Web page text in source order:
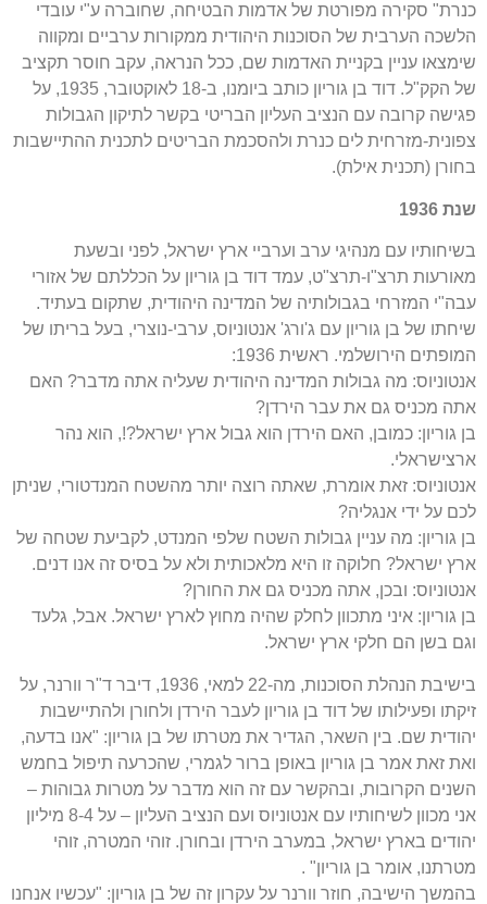
כנרת" סקירה מפורטת של אדמות הבטיחה, שחוברה ע"י עובדי
הלשכה הערבית של הסוכנות היהודית ממקורות ערביים ומקווה
שימצאו עניין בקניית האדמות שם, ככל הנראה, עקב חוסר תקציב
של הקק"ל. דוד בן גוריון כותב ביומנו, ב-18 לאוקטובר, 1935, על
פגישה קרובה עם הנציב העליון הבריטי בקשר לתיקון הגבולות
צפונית-מזרחית לים כנרת ולהסכמת הבריטים לתכנית ההתיישבות
בחורן (תכנית אילת).
שנת 1936
בשיחותיו עם מנהיגי ערב וערביי ארץ ישראל, לפני ובשעת
מאורעות תרצ"ו-תרצ"ט, עמד דוד בן גוריון על הכללתם של אזורי
עבה"י המזרחי בגבולותיה של המדינה היהודית, שתקום בעתיד.
שיחתו של בן גוריון עם ג'ורג' אנטוניוס, ערבי-נוצרי, בעל בריתו של
המופתים הירושלמי. ראשית 1936:
אנטוניוס: מה גבולות המדינה היהודית שעליה אתה מדבר? האם
אתה מכניס גם את עבר הירדן?
בן גוריון: כמובן, האם הירדן הוא גבול ארץ ישראל?!, הוא נהר
ארצישראלי.
אנטוניוס: זאת אומרת, שאתה רוצה יותר מהשטח המנדטורי, שניתן
לכם על ידי אנגליה?
בן גוריון: מה עניין גבולות השטח שלפי המנדט, לקביעת שטחה של
ארץ ישראל? חלוקה זו היא מלאכותית ולא על בסיס זה אנו דנים.
אנטוניוס: ובכן, אתה מכניס גם את החורן?
בן גוריון: איני מתכוון לחלק שהיה מחוץ לארץ ישראל. אבל, גלעד
וגם בשן הם חלקי ארץ ישראל.
בישיבת הנהלת הסוכנות, מה-22 למאי, 1936, דיבר ד"ר וורנר, על
זיקתו ופעילותו של דוד בן גוריון לעבר הירדן ולחורן ולהתיישבות
יהודית שם. בין השאר, הגדיר את מטרתו של בן גוריון: "אנו בדעה,
ואת זאת אמר בן גוריון באופן ברור לגמרי, שהכרעה תיפול בחמש
השנים הקרובות, ובהקשר עם זה הוא מדבר על מטרות גבוהות –
אני מכוון לשיחותיו עם אנטוניוס ועם הנציב העליון – על 8-4 מיליון
יהודים בארץ ישראל, במערב הירדן ובחורן. זוהי המטרה, זוהי
מטרתנו, אומר בן גוריון" .
בהמשך הישיבה, חוזר וורנר על עקרון זה של בן גוריון: "עכשיו אנחנו